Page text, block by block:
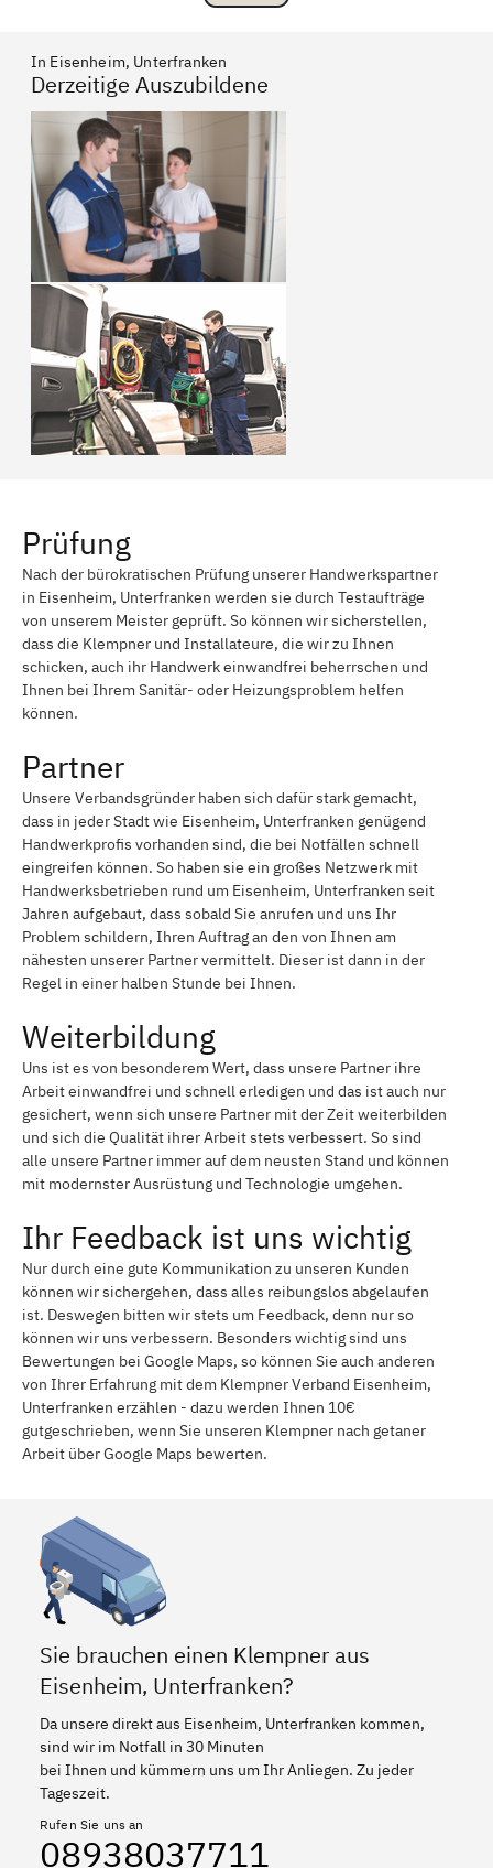
In Eisenheim, Unterfranken
Derzeitige Auszubildene
Prüfung
Nach der bürokratischen Prüfung unserer Handwerkspartner
in Eisenheim, Unterfranken werden sie durch Testaufträge
von unserem Meister geprüft. So können wir sicherstellen,
dass die Klempner und Installateure, die wir zu Ihnen
schicken, auch ihr Handwerk einwandfrei beherrschen und
Ihnen bei Ihrem Sanitär- oder Heizungsproblem helfen
können.
Partner
Unsere Verbandsgründer haben sich dafür stark gemacht,
dass in jeder Stadt wie Eisenheim, Unterfranken genügend
Handwerkprofis vorhanden sind, die bei Notfällen schnell
eingreifen können. So haben sie ein großes Netzwerk mit
Handwerksbetrieben rund um Eisenheim, Unterfranken seit
Jahren aufgebaut, dass sobald Sie anrufen und uns Ihr
Problem schildern, Ihren Auftrag an den von Ihnen am
nähesten unserer Partner vermittelt. Dieser ist dann in der
Regel in einer halben Stunde bei Ihnen.
Weiterbildung
Uns ist es von besonderem Wert, dass unsere Partner ihre
Arbeit einwandfrei und schnell erledigen und das ist auch nur
gesichert, wenn sich unsere Partner mit der Zeit weiterbilden
und sich die Qualität ihrer Arbeit stets verbessert. So sind
alle unsere Partner immer auf dem neusten Stand und können
mit modernster Ausrüstung und Technologie umgehen.
Ihr Feedback ist uns wichtig
Nur durch eine gute Kommunikation zu unseren Kunden
können wir sichergehen, dass alles reibungslos abgelaufen
ist. Deswegen bitten wir stets um Feedback, denn nur so
können wir uns verbessern. Besonders wichtig sind uns
Bewertungen bei Google Maps, so können Sie auch anderen
von Ihrer Erfahrung mit dem Klempner Verband Eisenheim,
Unterfranken erzählen - dazu werden Ihnen 10€
gutgeschrieben, wenn Sie unseren Klempner nach getaner
Arbeit über Google Maps bewerten.
Sie brauchen einen Klempner aus
Eisenheim, Unterfranken?
Da unsere direkt aus Eisenheim, Unterfranken kommen,
sind wir im Notfall in 30 Minuten
bei Ihnen und kümmern uns um Ihr Anliegen. Zu jeder
Tageszeit.
Rufen Sie uns an
08938037711